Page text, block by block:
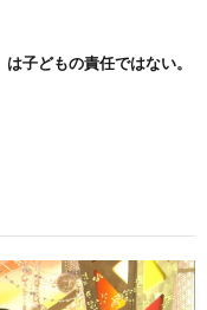
子どもの責任ではない。